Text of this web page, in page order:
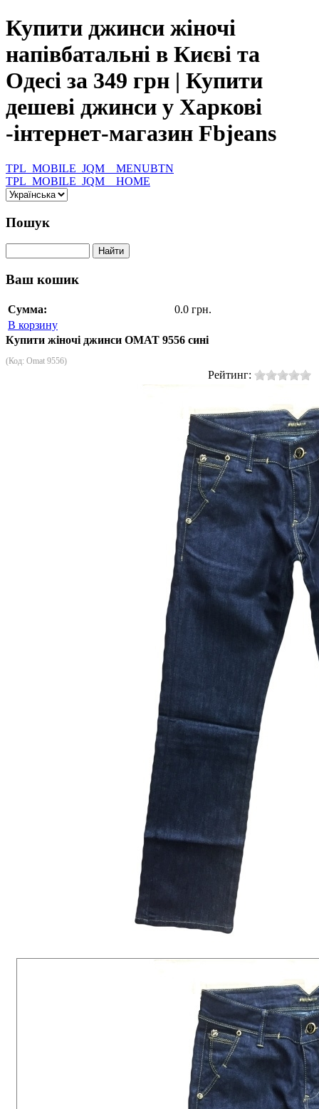
Купити джинси жіночі
напівбатальні в Києві та
Одесі за 349 грн | Купити
дешеві джинси у Харкові
-інтернет-магазин Fbjeans
TPL_MOBILE_JQM__MENUBTN
TPL_MOBILE_JQM__HOME
Пошук
Ваш кошик
Сумма:
0.0 грн.
В корзину
Купити жіночі джинси OMAT 9556 сині
(Код: Omat 9556)
Рейтинг: